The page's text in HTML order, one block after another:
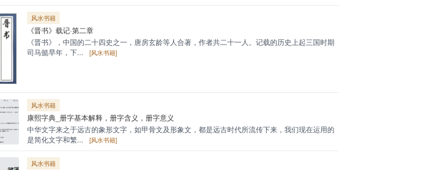
风水书籍
《晋书》载记·第二章
《晋书》，中国的二十四史之一，唐房玄龄等人合著，作者共二十一人。记载的历史上起三国时期
司马懿早年，下...
[风水书籍]
风水书籍
康熙字典_册字基本解释，册字含义，册字意义
中华文字来之于远古的象形文字，如甲骨文及形象文，都是远古时代所流传下来，我们现在运用的
是简化文字和繁...
[风水书籍]
风水书籍